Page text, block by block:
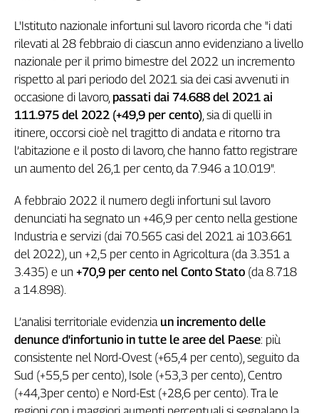
Rubriche
Collettiva
Talk
La
Collettiva
Girasoli
Sassolino
Linea
Economica
Tech
It
Easy
Inserti
Diffusa
InFlai
Le
trasmissioni
tv
L'Istituto nazionale infortuni sul lavoro ricorda che "i dati
rilevati al 28 febbraio di ciascun anno evidenziano a livello
nazionale per il primo bimestre del 2022 un incremento
rispetto al pari periodo del 2021 sia dei casi avvenuti in
occasione di lavoro, passati dai 74.688 del 2021 ai
111.975 del 2022 (+49,9 per cento), sia di quelli in
itinere, occorsi cioè nel tragitto di andata e ritorno tra
l’abitazione e il posto di lavoro, che hanno fatto registrare
un aumento del 26,1 per cento, da 7.946 a 10.019".
A febbraio 2022 il numero degli infortuni sul lavoro
denunciati ha segnato un +46,9 per cento nella gestione
Industria e servizi (dai 70.565 casi del 2021 ai 103.661
del 2022), un +2,5 per cento in Agricoltura (da 3.351 a
3.435) e un +70,9 per cento nel Conto Stato (da 8.718
a 14.898).
L’analisi territoriale evidenzia un incremento delle
denunce d'infortunio in tutte le aree del Paese: più
consistente nel Nord-Ovest (+65,4 per cento), seguito da
Sud (+55,5 per cento), Isole (+53,3 per cento), Centro
(+44,3per cento) e Nord-Est (+28,6 per cento). Tra le